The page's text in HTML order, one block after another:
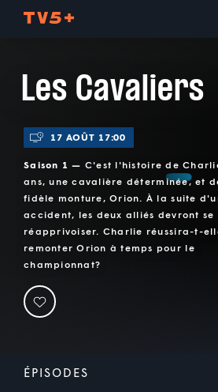
Les Cavaliers
17 AOÛT 17:00
Saison 1 — C'est l'histoire de
ans, une cavalière déterminée, et
fidèle monture, Orion. À la suite
accident, les deux alliés devront se
réapprivoiser. Charlie réussira-t-
remonter Orion à temps pour le
championnat?
ÉPISODES